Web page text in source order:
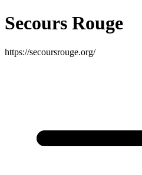
Secours Rouge
https://secoursrouge.org/